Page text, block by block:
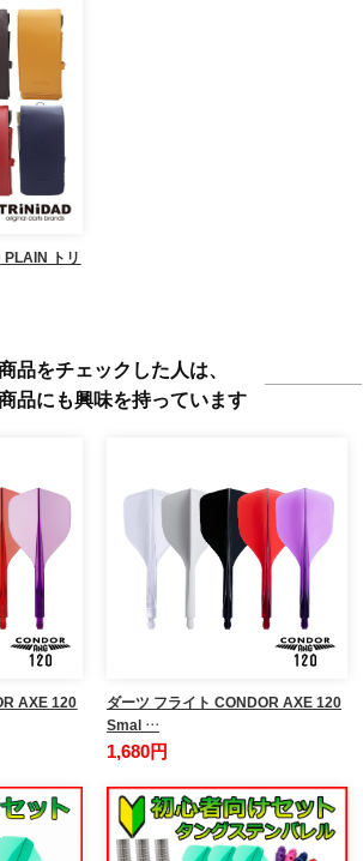
トリ
品をチェックした人は、
品にも興味を持っています
AXE 120
ダーツ フライト CONDOR AXE 120
Smal …
1,680円